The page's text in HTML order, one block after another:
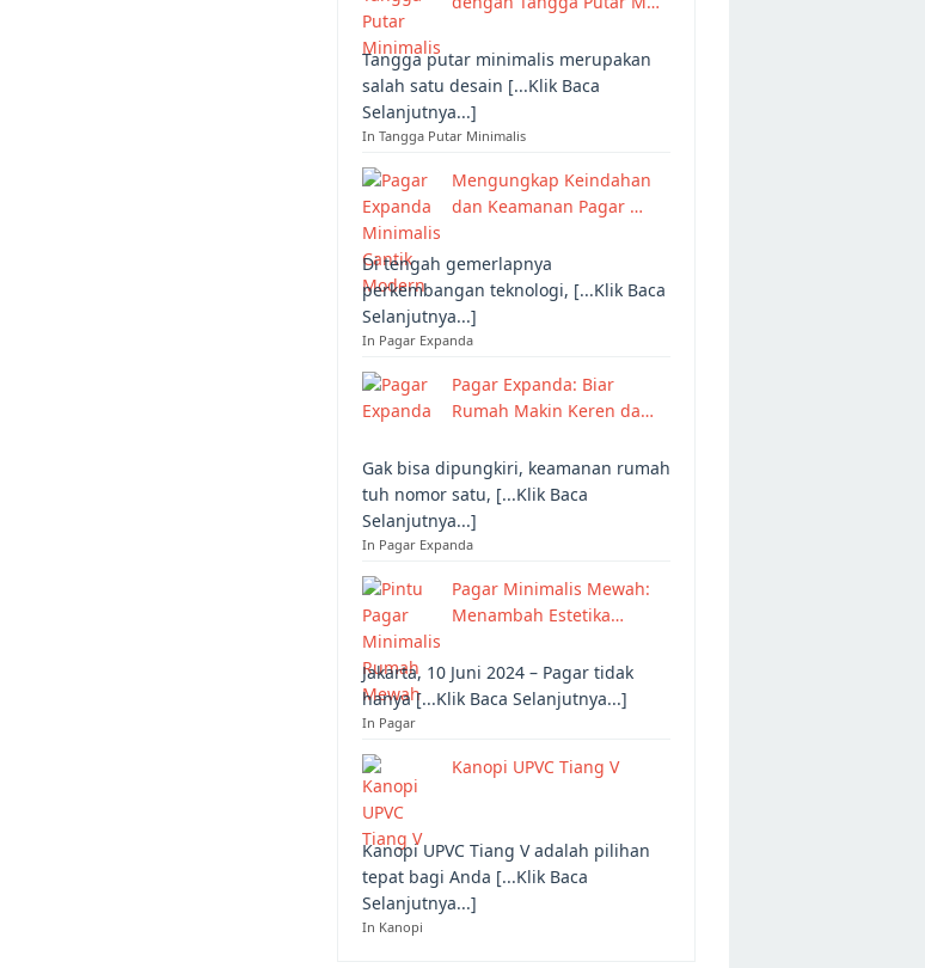
Tangga putar minimalis merupakan
salah satu desain [...Klik Baca
Selanjutnya...]
In Tangga Putar Minimalis
Mengungkap Keindahan
dan Keamanan Pagar …
Di tengah gemerlapnya
perkembangan teknologi, [...Klik Baca
Selanjutnya...]
In Pagar Expanda
Pagar Expanda: Biar
Rumah Makin Keren da…
Gak bisa dipungkiri, keamanan rumah
tuh nomor satu, [...Klik Baca
Selanjutnya...]
In Pagar Expanda
Pagar Minimalis Mewah:
Menambah Estetika…
Jakarta, 10 Juni 2024 – Pagar tidak
hanya [...Klik Baca Selanjutnya...]
In Pagar
Kanopi UPVC Tiang V
Kanopi UPVC Tiang V adalah pilihan
tepat bagi Anda [...Klik Baca
Selanjutnya...]
In Kanopi